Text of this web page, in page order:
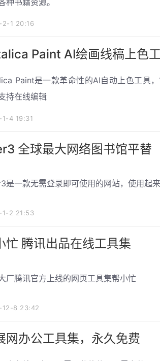
2-1 20:16
Paint AI绘画线稿上色
Paint是一款革命性的AI自动上色工具，
持在线编辑
1-4 19:31
全球最大网络图书馆平替
是一款无需登录即可使用的网站，使用起来
1-2 21:53
忙 腾讯出品在线工具集
厂腾讯官方上线的网页工具集帮小忙
12-8 23:42
网办公工具集，永久免费